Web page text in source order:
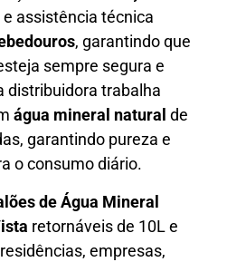
e assistência técnica
, garantindo que
sempre segura e
distribuidora trabalha
água mineral natural de
garantindo pureza e
o consumo diário.
de Água Mineral
retornáveis de 10L e
empresas,